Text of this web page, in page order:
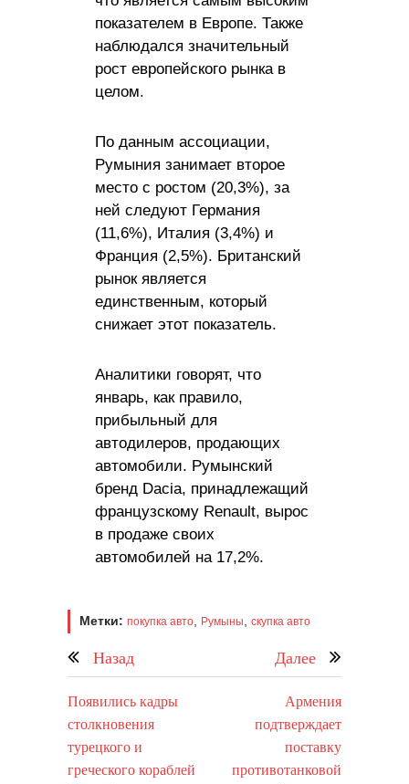
показателем в Европе. Также
наблюдался значительный
рост европейского рынка в
целом.
По данным ассоциации,
Румыния занимает второе
место с ростом (20,3%), за
ней следуют Германия
(11,6%), Италия (3,4%) и
Франция (2,5%). Британский
рынок является
единственным, который
снижает этот показатель.
Аналитики говорят, что
январь, как правило,
прибыльный для
автодилеров, продающих
автомобили. Румынский
бренд Dacia, принадлежащий
французскому Renault, вырос
в продаже своих
автомобилей на 17,2%.
Метки: покупка авто, Румыны, скупка авто
Назад Далее
Появились кадры
столкновения
турецкого и
греческого кораблей
Армения
подтверждает
поставку
противотанковой